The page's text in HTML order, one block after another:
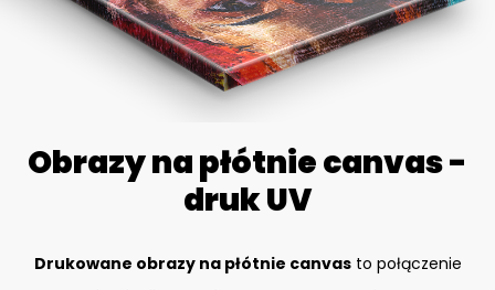
Obrazy na płótnie canvas -
druk UV
Drukowane obrazy na płótnie canvasto połączenie